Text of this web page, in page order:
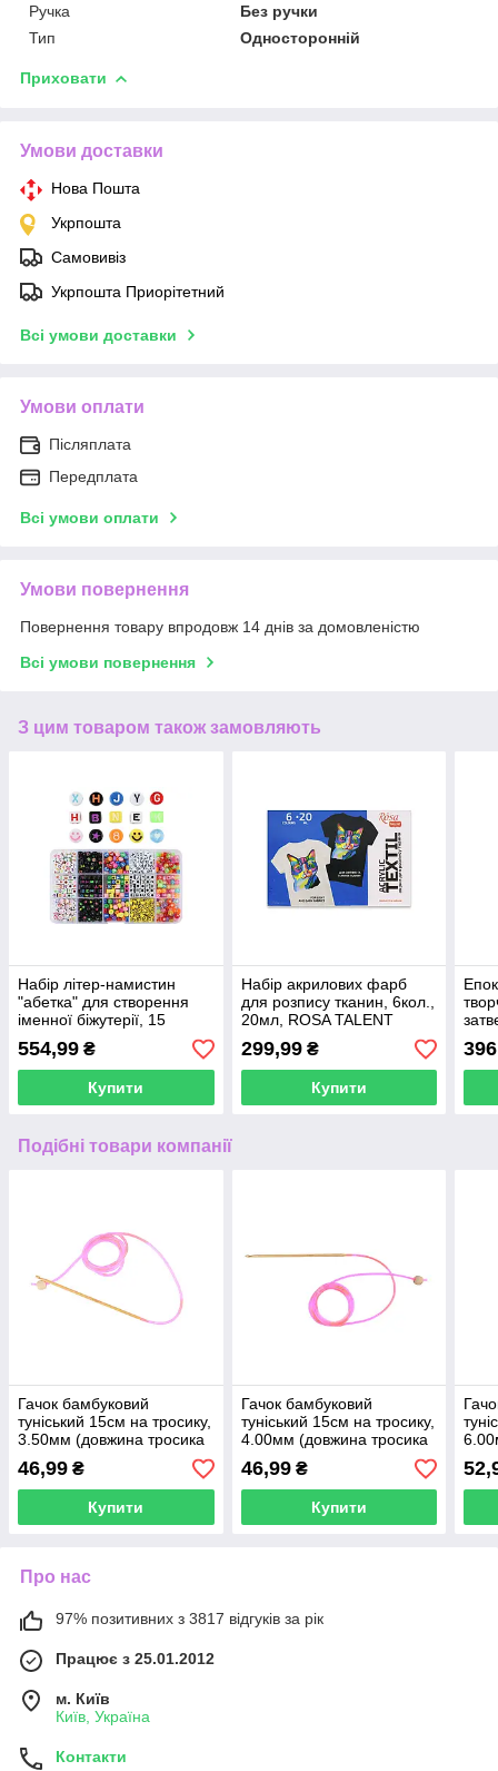
Ручка
Без ручки
Тип
Односторонній
Приховати
Умови доставки
Нова Пошта
Укрпошта
Самовивіз
Укрпошта Приорітетний
Всі умови доставки
Умови оплати
Післяплата
Передплата
Всі умови оплати
Умови повернення
Повернення товару впродовж 14 днів за домовленістю
Всі умови повернення
З цим товаром також замовляють
Набір літер-намистин
"абетка" для створення
іменної біжутерії, 15
осередків
554,99 ₴
Купити
Набір акрилових фарб
для розпису тканин, 6кол.,
20мл, ROSA TALENT
299,99₴
Купити
(1:1)
Подібні товари компанії
Гачок бамбуковий
туніський 15см на тросику,
3.50мм (довжина тросика
46,99 ₴
Купити
Гачок бамбуковий
туніський 15см на тросику,
4.00мм (довжина тросика
46,99₴
Купити
Про нас
97% позитивних з 3817 відгуків за рік
Працює з 25.01.2012
м. Київ
Київ, Україна
Контакти